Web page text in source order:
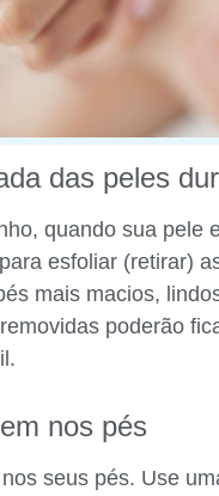
das peles
quando sua pele
esfoliar (retirar)
mais macios,
poderão
nos pés
seus pés. Use